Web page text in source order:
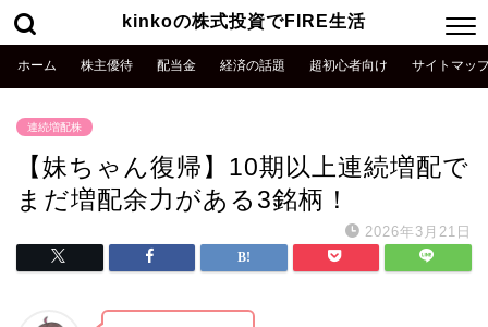
kinkoの株式投資でFIRE生活
ホーム 株主優待 配当金 経済の話題 超初心者向け サイトマッ
連続増配株
【妹ちゃん復帰】10期以上連続増配で
まだ増配余力がある3銘柄！
2026年3月21日